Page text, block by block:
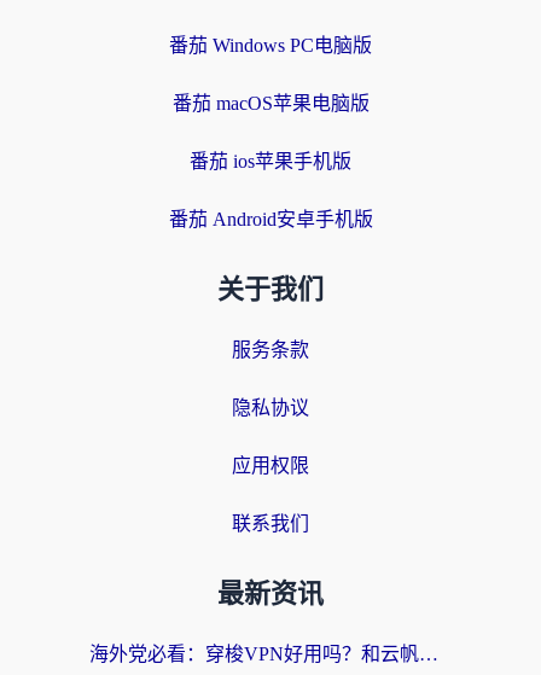
番茄 Windows PC电脑版
番茄 macOS苹果电脑版
番茄 ios苹果手机版
番茄 Android安卓手机版
关于我们
服务条款
隐私协议
应用权限
联系我们
最新资讯
海外党必看：穿梭VPN好用吗？和云帆VPN对比哪个回国效果更好？附真实测评+避坑指南